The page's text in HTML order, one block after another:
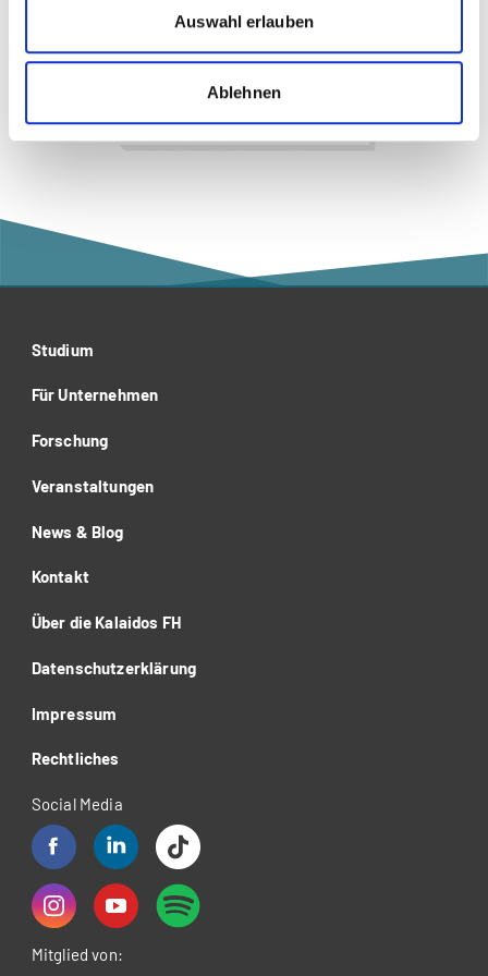
Auswahl erlauben
Ablehnen
Daniela Pierro
Business Administration |
Wirtschaft
Studium
Für Unternehmen
Forschung
Veranstaltungen
News & Blog
Kontakt
Über die Kalaidos FH
Datenschutzerklärung
Impressum
Rechtliches
Social Media
Mitglied von: